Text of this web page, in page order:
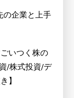
の企業と上手
いつく株の
/株式投資/デ
】